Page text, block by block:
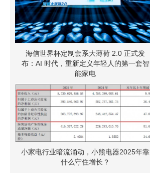
海信世界杯定制套系大薄荷 2.0 正式发
布：AI 时代，重新定义年轻人的第一套智
能家电
小家电行业暗流涌动，小熊电器2025年靠
什么守住增长？